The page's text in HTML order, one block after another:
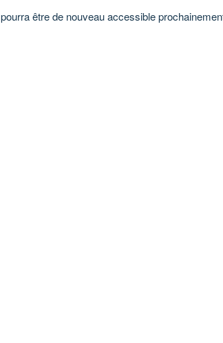
être de nouveau accessible